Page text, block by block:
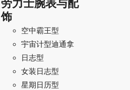
劳力士腕表与配
饰
空中霸王型
宇宙计型迪通拿
日志型
女装日志型
星期日历型